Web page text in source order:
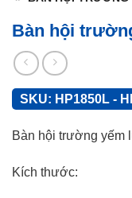
Bàn hội
SKU: HP1850L -
Bàn hội trường yếm
Kích thước: